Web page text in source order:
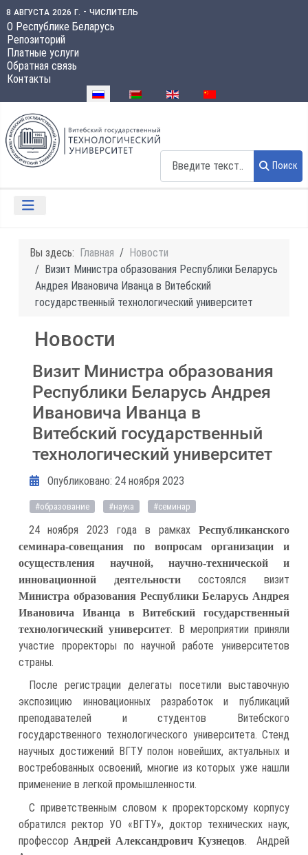
8 августа 2026 г. - числитель
О Республике Беларусь
Репозиторий
Платные услуги
Обратная связь
Контакты
Выберите язык
Поиск
Вы здесь: Главная
Новости
Визит Министра образования Республики Беларусь
Андрея Ивановича Иванца в Витебский
государственный технологический университет
Новости
Визит Министра образования
Республики Беларусь Андрея
Ивановича Иванца в
Витебский государственный
технологический университет
Информация о материале
Опубликовано: 24 ноября 2023
#образование #наука #семинар
24 ноября 2023 года в рамках Республиканского
семинара-совещания по вопросам организации и
осуществления научной, научно-технической и
инновационной деятельностисостоялся визит
Министра образования Республики Беларусь Андрея
Ивановича Иванца в Витебский государственный
технологический университет. В мероприятии приняли
участие проректоры по научной работе университетов
страны.
После регистрации делегаты посетили выставочную
экспозицию инновационных разработок и публикаций
преподавателей и студентов Витебского
государственного технологического университета. Стенд
научных достижений ВГТУ полон новейших, актуальных и
востребованных освоений, многие из которых уже нашли
применение в легкой промышленности.
С приветственным словом к проректорскому корпусу
обратился ректор УО «ВГТУ», доктор технических наук,
профессор Андрей Александрович Кузнецов. Андрей